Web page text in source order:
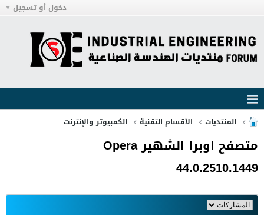
دخول أو تسجيل
المنتديات الأقسام التقنية الكمبيوتر والإنترنت
متصفح اوبرا الشهير Opera
44.0.2510.1449